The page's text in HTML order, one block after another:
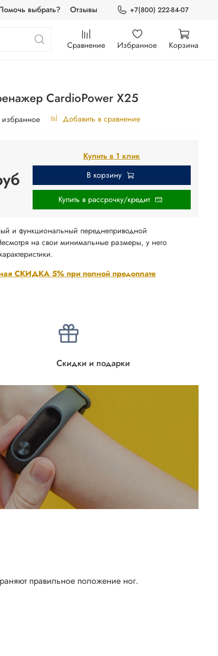
выбрать? Отзывы +7(800) 222-84-07
Сравнение Избранное Корзина
CardioPower X25
избранное Добавить в сравнение
Купить в 1 клик
В корзину
Купить в рассрочку/кредит
СКИДКА 5% при полной предоплате
и функциональный переднеприводной
на свои минимальные размеры, у него
Скидки и подарки
правильное положение ног.